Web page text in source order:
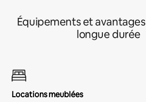
Équipements et
longue durée
Locations meublées